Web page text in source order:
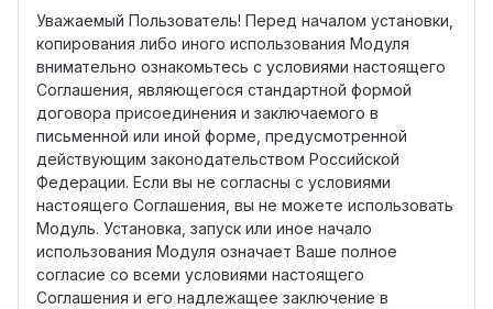
Уважаемый Пользователь! Перед началом установки,
копирования либо иного использования Модуля
внимательно ознакомьтесь с условиями настоящего
Соглашения, являющегося стандартной формой
договора присоединения и заключаемого в
письменной или иной форме, предусмотренной
действующим законодательством Российской
Федерации. Если вы не согласны с условиями
настоящего Соглашения, вы не можете использовать
Модуль. Установка, запуск или иное начало
использования Модуля означает Ваше полное
согласие со всеми условиями настоящего
Соглашения и его надлежащее заключение в